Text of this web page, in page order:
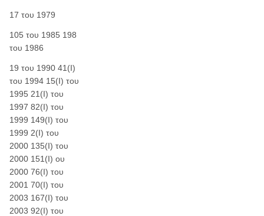
17 του 1979
105 του 1985 198
του 1986
19 του 1990 41(Ι)
του 1994 15(Ι) του
1995 21(Ι) του
1997 82(Ι) του
1999 149(Ι) του
1999 2(Ι) του
2000 135(Ι) του
2000 151(Ι) ου
2000 76(Ι) του
2001 70(Ι) του
2003 167(Ι) του
2003 92(Ι) του